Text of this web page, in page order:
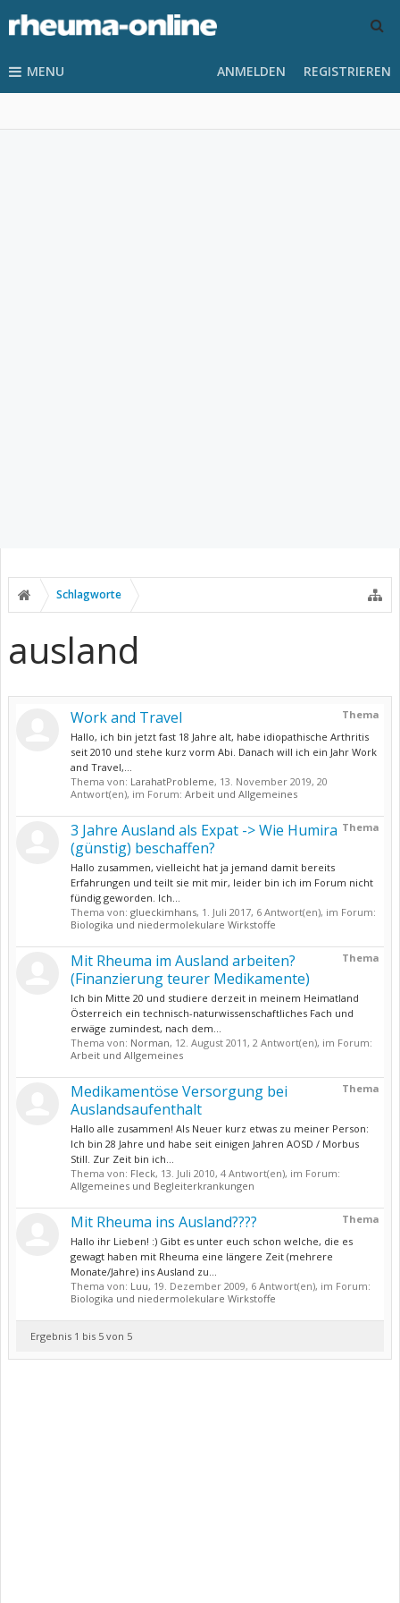
MENU ANMELDEN REGISTRIEREN
Schlagworte
ausland
Thema
Work and Travel
Hallo, ich bin jetzt fast 18 Jahre alt, habe idiopathische Arthritis
seit 2010 und stehe kurz vorm Abi. Danach will ich ein Jahr Work
and Travel,...
Thema von: LarahatProbleme, 13. November 2019, 20
Antwort(en), im Forum: Arbeit und Allgemeines
Thema
3 Jahre Ausland als Expat -> Wie Humira
(günstig) beschaffen?
Hallo zusammen, vielleicht hat ja jemand damit bereits
Erfahrungen und teilt sie mit mir, leider bin ich im Forum nicht
fündig geworden. Ich...
Thema von: glueckimhans, 1. Juli 2017, 6 Antwort(en), im Forum:
Biologika und niedermolekulare Wirkstoffe
Thema
Mit Rheuma im Ausland arbeiten?
(Finanzierung teurer Medikamente)
Ich bin Mitte 20 und studiere derzeit in meinem Heimatland
Österreich ein technisch-naturwissenschaftliches Fach und
erwäge zumindest, nach dem...
Thema von: Norman, 12. August 2011, 2 Antwort(en), im Forum:
Arbeit und Allgemeines
Thema
Medikamentöse Versorgung bei
Auslandsaufenthalt
Hallo alle zusammen! Als Neuer kurz etwas zu meiner Person:
Ich bin 28 Jahre und habe seit einigen Jahren AOSD / Morbus
Still. Zur Zeit bin ich...
Thema von: Fleck, 13. Juli 2010, 4 Antwort(en), im Forum:
Allgemeines und Begleiterkrankungen
Thema
Mit Rheuma ins Ausland????
Hallo ihr Lieben! :) Gibt es unter euch schon welche, die es
gewagt haben mit Rheuma eine längere Zeit (mehrere
Monate/Jahre) ins Ausland zu...
Thema von: Luu, 19. Dezember 2009, 6 Antwort(en), im Forum:
Biologika und niedermolekulare Wirkstoffe
Ergebnis 1 bis 5 von 5